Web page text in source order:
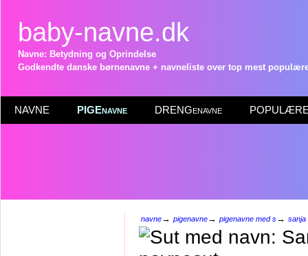
baby-navne.dk
Navne: Betydning og Oprindelse
Godkendte danske børnenavne + navneliste over top mest
NAVNE PIGEnavne DRENGenavne POPULÆRE
navne→ pigenavne→ pigenavne med s→ sanja